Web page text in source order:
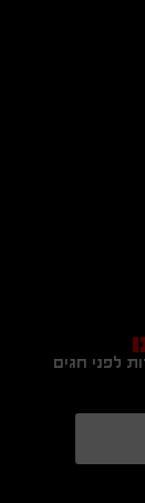
לפני חגים